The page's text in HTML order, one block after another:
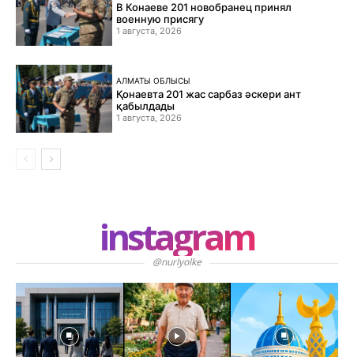
В Конаеве 201 новобранец принял
военную присягу
1 августа, 2026
АЛМАТЫ ОБЛЫСЫ
Қонаевта 201 жас сарбаз әскери ант
қабылдады
1 августа, 2026
instagram
@nurlyolke